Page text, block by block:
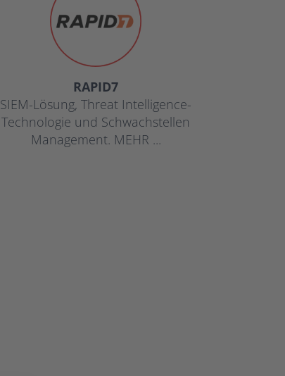
RAPID7
SIEM-Lösung, Threat Intelligence-
Technologie und Schwachstellen
Management. MEHR ...